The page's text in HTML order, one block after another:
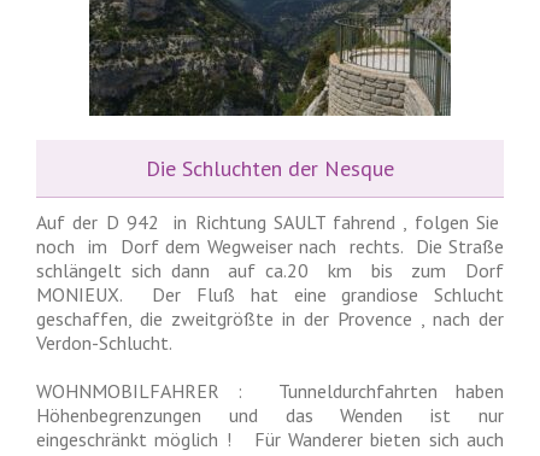
Die Schluchten der Nesque
Auf der D 942 in Richtung SAULT fahrend , folgen Sie
noch im Dorf dem Wegweiser nach rechts. Die Straße
schlängelt sich dann auf ca.20 km bis zum Dorf
MONIEUX. Der Fluß hat eine grandiose Schlucht
geschaffen, die zweitgrößte in der Provence , nach der
Verdon-Schlucht.
WOHNMOBILFAHRER : Tunneldurchfahrten haben
Höhenbegrenzungen und das Wenden ist nur
eingeschränkt möglich ! Für Wanderer bieten sich auch